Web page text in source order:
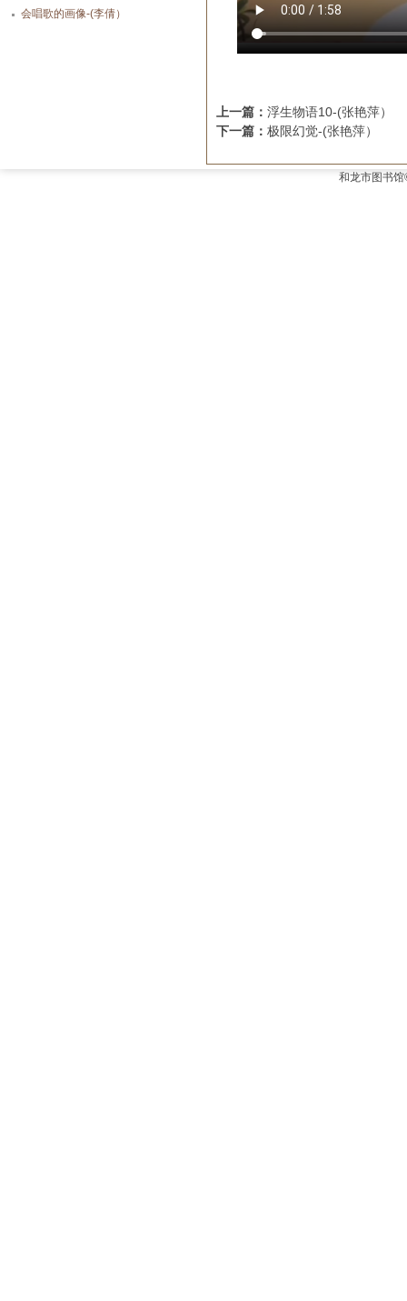
会唱歌的画像-(李倩）
上一篇： 浮生物语10-(张艳萍）
下一篇： 极限幻觉-(张艳萍）
和龙市图书